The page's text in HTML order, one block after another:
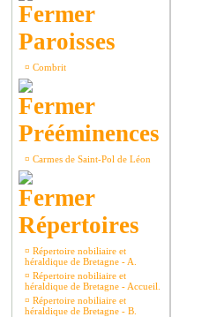
Paroisses
¤ Combrit
Prééminences
¤ Carmes de Saint-Pol de Léon
Répertoires
¤ Répertoire nobiliaire et
héraldique de Bretagne - A.
¤ Répertoire nobiliaire et
héraldique de Bretagne - Accueil.
¤ Répertoire nobiliaire et
héraldique de Bretagne - B.